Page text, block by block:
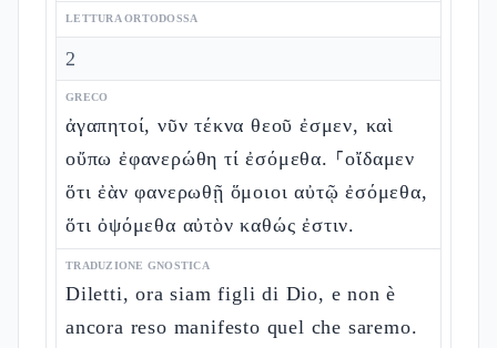
LETTURA ORTODOSSA
2
GRECO
ἀγαπητοί, νῦν τέκνα θεοῦ ἐσμεν, καὶ
οὔπω ἐφανερώθη τί ἐσόμεθα. ⸀οἴδαμεν
ὅτι ἐὰν φανερωθῇ ὅμοιοι αὐτῷ ἐσόμεθα,
ὅτι ὀψόμεθα αὐτὸν καθώς ἐστιν.
TRADUZIONE GNOSTICA
Diletti, ora siam figli di Dio, e non è
ancora reso manifesto quel che saremo.